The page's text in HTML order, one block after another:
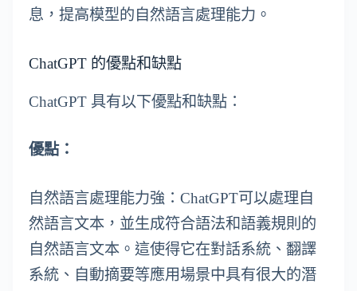
息，提高模型的自然語言處理能力。
ChatGPT 的優點和缺點
ChatGPT 具有以下優點和缺點：
優點：
自然語言處理能力強：ChatGPT可以處理自
然語言文本，並生成符合語法和語義規則的
自然語言文本。這使得它在對話系統、翻譯
系統、自動摘要等應用場景中具有很大的潛